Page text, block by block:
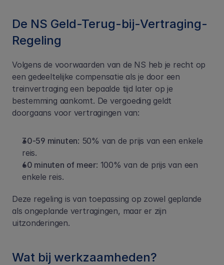
De NS Geld-Terug-bij-Vertraging-
Regeling
Volgens de voorwaarden van de NS heb je recht op
een gedeeltelijke compensatie als je door een
treinvertraging een bepaalde tijd later op je
bestemming aankomt. De vergoeding geldt
doorgaans voor vertragingen van:
30-59 minuten: 50% van de prijs van een enkele
reis.
60 minuten of meer: 100% van de prijs van een
enkele reis.
Deze regeling is van toepassing op zowel geplande
als ongeplande vertragingen, maar er zijn
uitzonderingen.
Wat bij werkzaamheden?